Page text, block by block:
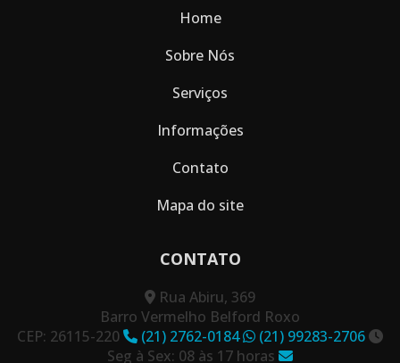
Home
Sobre Nós
Serviços
Informações
Contato
Mapa do site
CONTATO
Rua Abiru, 369
Barro Vermelho Belford Roxo
CEP: 26115-220
(21) 2762-0184
(21) 99283-2706
Seg à Sex: 08 às 17 horas